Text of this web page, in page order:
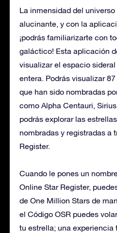
La inmensidad del
alucinante, y con la
¡podrás familiarizarte con
galáctico! Esta aplicación
visualizar el espacio
entera. Podrás visualizar
que han sido nombradas
como Alpha Centauri,
podrás explorar las
nombradas y registradas a
Register.
Cuando le pones un
Online Star Register,
de One Million Stars de
el Código OSR puedes
tu estrella; una experiencia